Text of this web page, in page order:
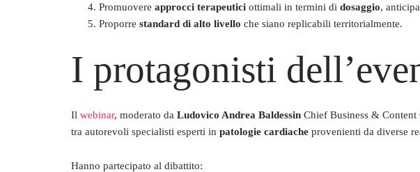
Promuovere approcci terapeutici ottimali in termini di dosaggio,
Proporre standard di alto livello che siano replicabili territorialmente.
I protagonisti
Il webinar, moderato da Ludovico Andrea Baldessin Chief Business &
tra autorevoli specialisti esperti in patologie cardiache provenienti da diverse
Hanno partecipato al dibattito: